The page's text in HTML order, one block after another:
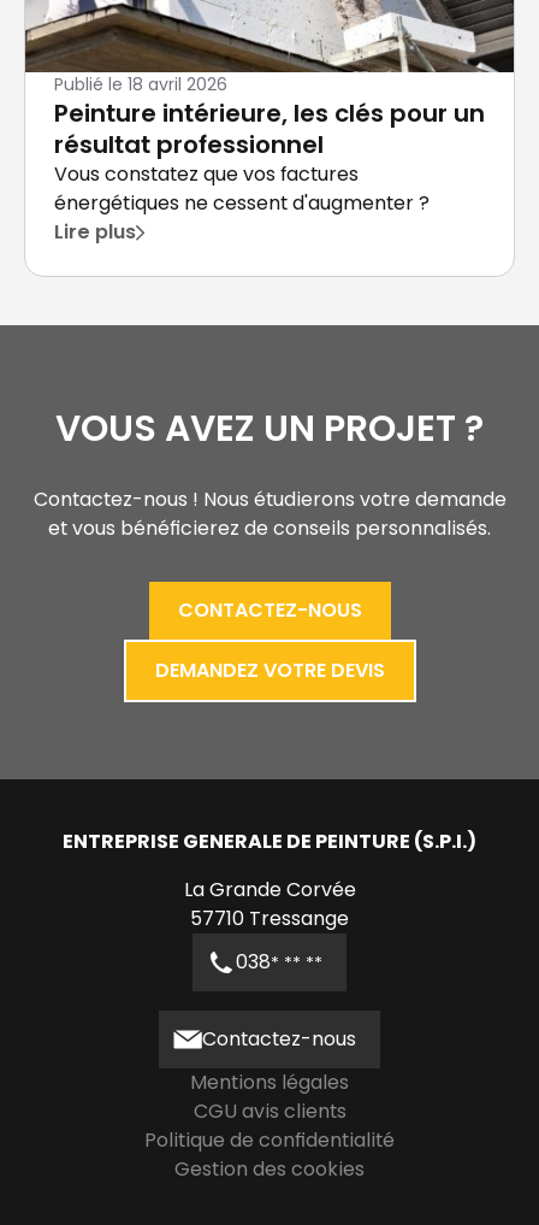
Publié le 18 avril 2026
Peinture intérieure, les clés pour un
résultat professionnel
Vous constatez que vos factures
énergétiques ne cessent d'augmenter ?
Lire plus
VOUS AVEZ UN PROJET ?
Contactez-nous ! Nous étudierons votre demande
et vous bénéficierez de conseils personnalisés.
CONTACTEZ-NOUS
DEMANDEZ VOTRE DEVIS
ENTREPRISE GENERALE DE PEINTURE (S.P.I.)
La Grande Corvée
57710 Tressange
038* ** **
Contactez-nous
Mentions légales
CGU avis clients
Politique de confidentialité
Gestion des cookies